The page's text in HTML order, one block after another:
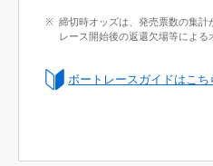
締切時オッズは、発売票数の集
レース開始後の返還欠場等による
ボートレースガイドはこち